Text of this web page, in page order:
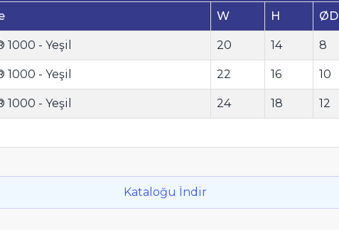
W H ØD
- Yeşil 20 14 8
- Yeşil 22 16 10
- Yeşil 24 18 12
Kataloğu İndir